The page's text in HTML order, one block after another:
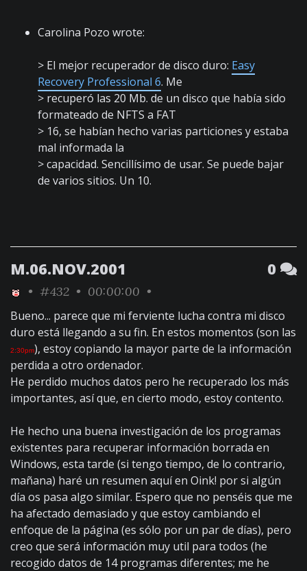
Carolina Pozo wrote:
> El mejor recuperador de disco duro: Easy
Recovery Professional 6. Me
> recuperó las 20 Mb. de un disco que había sido
formateado de NFTS a FAT
> 16, se habían hecho varias particiones y estaba
mal informada la
> capacidad. Sencillísimo de usar. Se puede bajar
de varios sitios. Un 10.
M.06.NOV.2001 0
• #432 • 00:00:00 •
Bueno... parece que mi ferviente lucha contra mi disco
duro está llegando a su fin. En estos momentos (son las
2:30pm), estoy copiando la mayor parte de la información
perdida a otro ordenador.
He perdido muchos datos pero he recuperado los más
importantes, así que, en cierto modo, estoy contento.
He hecho una buena investigación de los programas
existentes para recuperar información borrada en
Windows, esta tarde (si tengo tiempo, de lo contrario,
mañana) haré un resumen aquí en Oink! por si algún
día os pasa algo similar. Espero que no penséis que me
ha afectado demasiado y que estoy cambiando el
enfoque de la página (es sólo por un par de días), pero
creo que será información muy util para todos (he
recogido datos de 14 programas diferentes; me he